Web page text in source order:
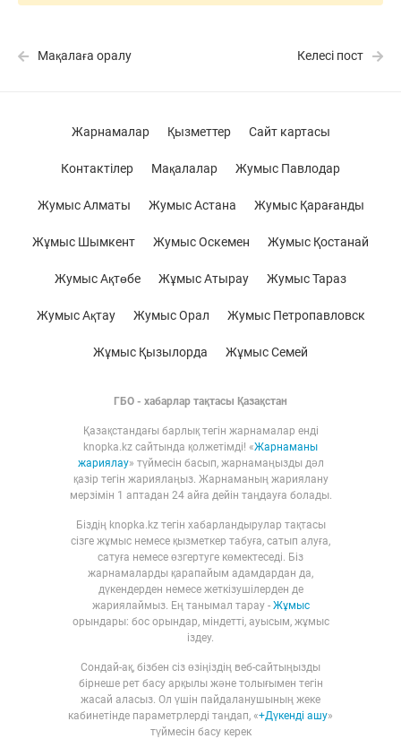
Мақалаға оралу Келесі пост
ГБО - хабарлар тақтасы Қазақстан
Қазақстандағы барлық тегін жарнамалар енді
knopka.kz сайтында қолжетімді! «Жарнаманы
жариялау» түймесін басып, жарнамаңызды дәл
қазір тегін жариялаңыз. Жарнаманың жариялану
мерзімін 1 аптадан 24 айға дейін таңдауға болады.
Біздің knopka.kz тегін хабарландырулар тақтасы
сізге жұмыс немесе қызметкер табуға, сатып алуға,
сатуға немесе өзгертуге көмектеседі. Біз
жарнамаларды қарапайым адамдардан да,
дүкендерден немесе жеткізушілерден де
жариялаймыз. Ең танымал тарау - Жұмыс
орындары: бос орындар, міндетті, ауысым, жұмыс
іздеу.
Сондай-ақ, бізбен сіз өзіңіздің веб-сайтыңызды
бірнеше рет басу арқылы және толығымен тегін
жасай аласыз. Ол үшін пайдаланушының жеке
кабинетінде параметрлерді таңдап, «+Дүкенді ашу»
түймесін басу керек
Жарнамалар Қызметтер Сайт картасы
Контактілер Мақалалар Жумыс Павлодар
Жумыс Алматы Жумыс Астана Жумыс Қарағанды
Жұмыс Шымкент Жумыс Оскемен Жумыс Қостанай
Жумыс Ақтөбе Жұмыс Атырау Жумыс Тараз
Жумыс Ақтау Жумыс Орал Жумыс Петропавловск
Жұмыс Қызылорда Жұмыс Семей